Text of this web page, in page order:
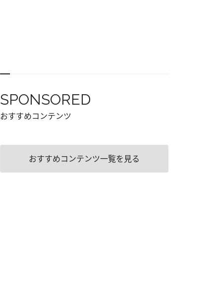
SPONSORED
おすすめコンテンツ
おすすめコンテンツ一覧を見る